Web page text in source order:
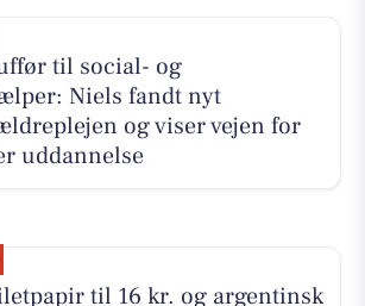
til social- og
Niels fandt nyt
og viser vejen for
uddannelse
til 16 kr. og argentinsk